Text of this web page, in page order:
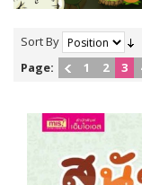
Sort By
Page:
1 2 3